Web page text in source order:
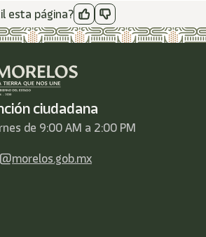
esta página?
ciudadana
de 9:00 AM a 2:00 PM